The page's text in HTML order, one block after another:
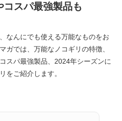
コスパ最強製品も
なんにでも使える万能なものをお
ガでは、万能なノコギリの特徴、
スパ最強製品、2024年シーズンに
をご紹介します。